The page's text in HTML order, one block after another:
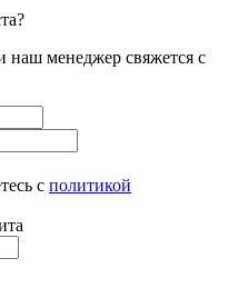
наш менеджер свяжется с
с политикой